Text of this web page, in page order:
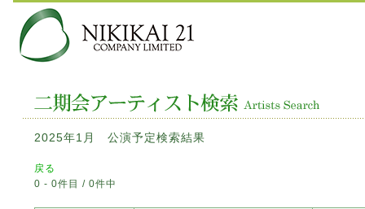
2025年1月 公演予定検索結果
戻る
0 - 0件目 / 0件中